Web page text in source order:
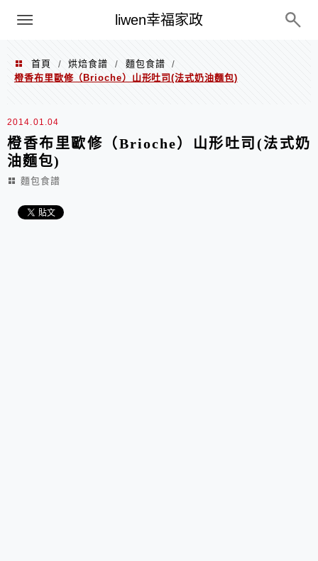
liwen幸福家政
menu
首頁 / 烘焙食譜 / 麵包食譜
/
橙香布里歐修（Brioche）山形吐司(法式奶油麵包)
2014.01.04
橙香布里歐修（Brioche）山形吐司(法式奶
油麵包)
麵包食譜